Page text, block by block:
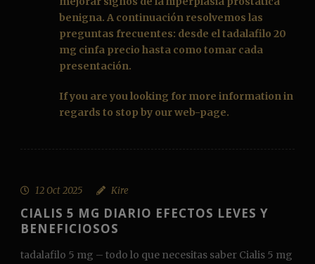
benigna. A continuación resolvemos las
preguntas frecuentes: desde eltadalafilo 20
mg cinfa precio hasta como tomar cada
presentación.
If you are you looking for more information in
regards to stop by our web-page.
12 Oct 2025 Kire
CIALIS 5 MG DIARIO EFECTOS LEVES Y
BENEFICIOSOS
tadalafilo 5 mg – todo lo que necesitas saber Cialis 5 mg